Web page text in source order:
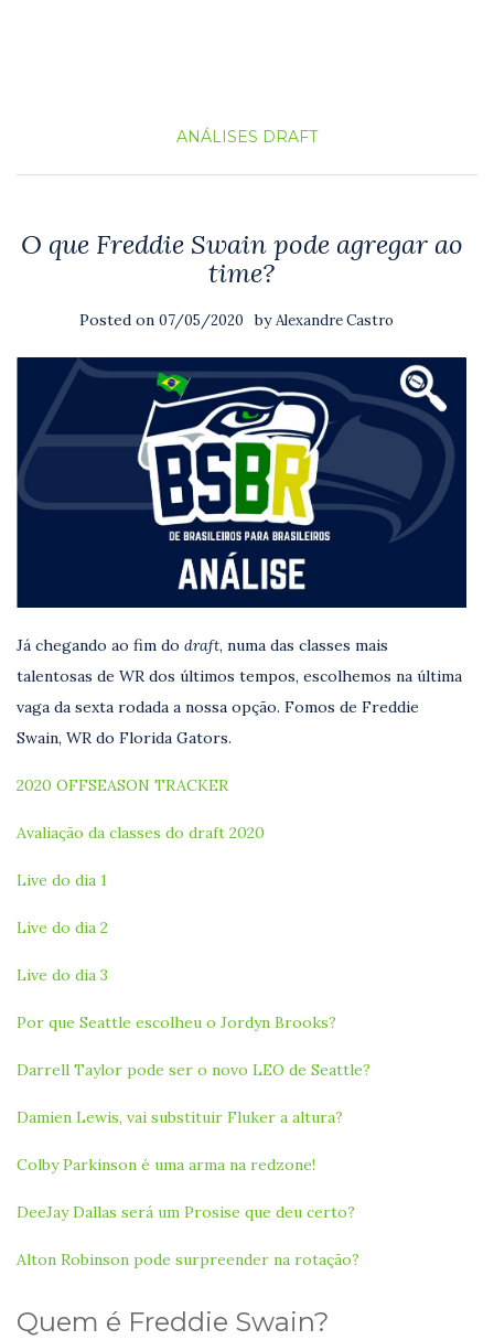
ANÁLISES DRAFT
O que Freddie Swain pode agregar ao
time?
Posted on 07/05/2020 byAlexandre Castro
Já chegando ao fim do draft, numa das classes mais
talentosas de WR dos últimos tempos, escolhemos na última
vaga da sexta rodada a nossa opção. Fomos de Freddie
Swain, WR do Florida Gators.
2020 OFFSEASON TRACKER
Avaliação da classes do draft 2020
Live do dia 1
Live do dia 2
Live do dia 3
Por que Seattle escolheu o Jordyn Brooks?
Darrell Taylor pode ser o novo LEO de Seattle?
Damien Lewis, vai substituir Fluker a altura?
Colby Parkinson é uma arma na redzone!
DeeJay Dallas será um Prosise que deu certo?
Alton Robinson pode surpreender na rotação?
Quem é Freddie Swain?